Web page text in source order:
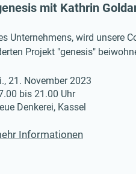
mit Kathrin
Unternehmens, wird unsere
Projekt "genesis"
21. November 2023
bis 21.00 Uhr
Denkerei, Kassel
Informationen